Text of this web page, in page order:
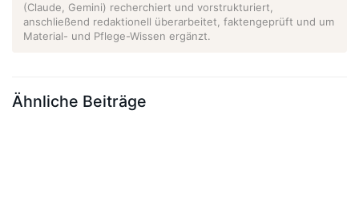
(Claude, Gemini) recherchiert und vorstrukturiert,
anschließend redaktionell überarbeitet, faktengeprüft und um
Material- und Pflege-Wissen ergänzt.
Ähnliche Beiträge